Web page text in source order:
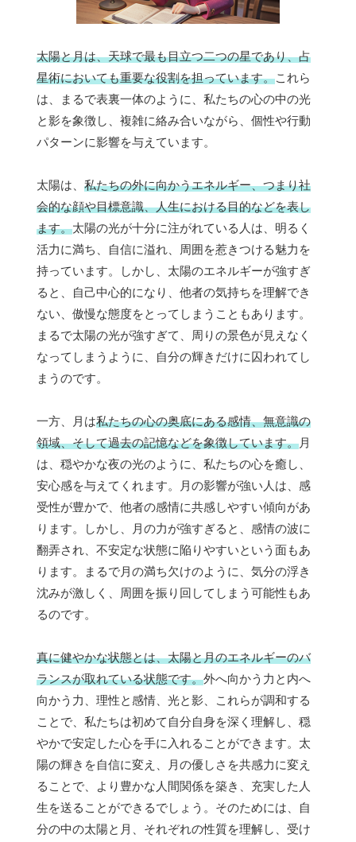
太陽と月は、天球で最も目立つ二つの星であり、占
星術においても重要な役割を担っています。これら
は、まるで表裏一体のように、私たちの心の中の光
と影を象徴し、複雑に絡み合いながら、個性や行動
パターンに影響を与えています。
太陽は、 私たちの外に向かうエネルギー、つまり社
会的な顔や目標意識、人生における目的などを表し
ます。太陽の光が十分に注がれている人は、明るく
活力に満ち、自信に溢れ、周囲を惹きつける魅力を
持っています。しかし、太陽のエネルギーが強すぎ
ると、自己中心的になり、他者の気持ちを理解でき
ない、傲慢な態度をとってしまうこともあります。
まるで太陽の光が強すぎて、周りの景色が見えなく
なってしまうように、自分の輝きだけに囚われてし
まうのです。
一方、月は私たちの心の奥底にある感情、無意識の
領域、そして過去の記憶などを象徴しています。月
は、穏やかな夜の光のように、私たちの心を癒し、
安心感を与えてくれます。月の影響が強い人は、感
受性が豊かで、他者の感情に共感しやすい傾向があ
ります。しかし、月の力が強すぎると、感情の波に
翻弄され、不安定な状態に陥りやすいという面もあ
ります。まるで月の満ち欠けのように、気分の浮き
沈みが激しく、周囲を振り回してしまう可能性もあ
るのです。
真に健やかな状態とは、太陽と月のエネルギーのバ
ランスが取れている状態です。外へ向かう力と内へ
向かう力、理性と感情、光と影、これらが調和する
ことで、私たちは初めて自分自身を深く理解し、穏
やかで安定した心を手に入れることができます。太
陽の輝きを自信に変え、月の優しさを共感力に変え
ることで、より豊かな人間関係を築き、充実した人
生を送ることができるでしょう。そのためには、自
分の中の太陽と月、それぞれの性質を理解し、受け